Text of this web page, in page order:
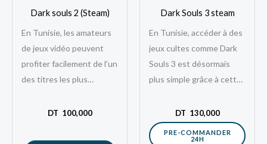
Dark souls 2 (Steam)
En Tunisie, les amateurs
de jeux vidéo peuvent
profiter facilement de l’un
des titres les plus
d’action avec cette clé
DT 100,000
Dark Souls 3 steam
En Tunisie, accéder à des
jeux cultes comme Dark
Souls 3 est désormais
plus simple grâce à cette
titre incontournable,
développé…
DT 130,000
PRE-COMMANDER
24H